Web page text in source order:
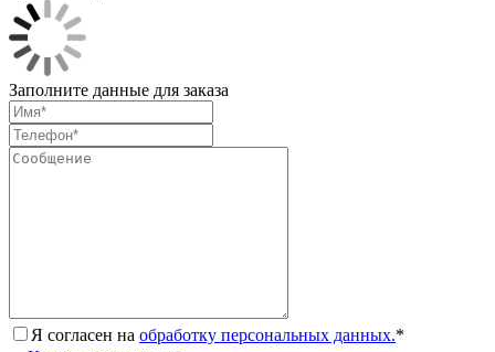
Заполните данные для заказа
Я согласен на обработку персональных данных.*